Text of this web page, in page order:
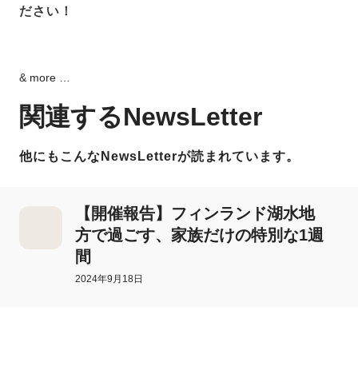
ださい！
& more …
関連するNewsLetter
他にもこんなNewsLetterが読まれています。
【開催報告】フィンランド湖水地
方で過ごす、家族だけの特別な1週
間
2024年9月18日